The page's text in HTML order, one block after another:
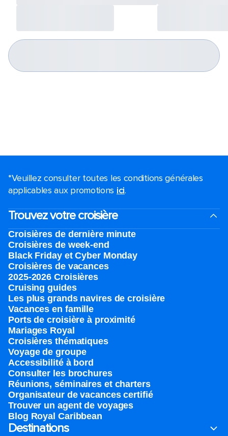
*Veuillez consulter toutes les conditions générales
applicables aux promotions ici.
Trouvez votre croisière
Croisières de dernière minute
Croisières de week-end
Black Friday et Cyber Monday
Croisières de vacances
2025-2026 Croisières
Cruising guides
Les plus grands navires de croisière
Vacances en famille
Ports de croisière à proximité
Mariages Royal
Croisières thématiques
Voyage de groupe​
Accessibilité à bord​
Consulter les brochures
Réunions, séminaires et charters
Organisateur de vacances certifié
Trouver un agent de voyages
Blog Royal Caribbean
Destinations